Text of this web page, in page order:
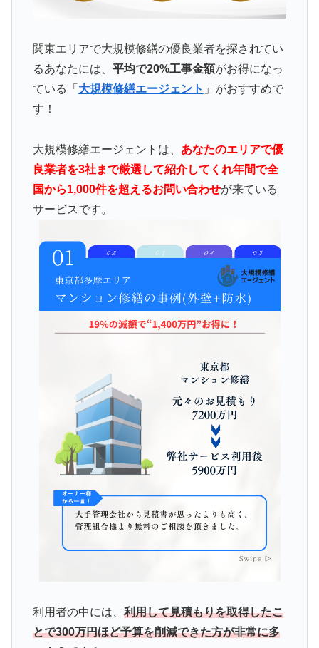
関東エリアで大規模修繕の優良業者を探されてい
るあなたには、 平均で20%工事金額がお得になっ
ている「 大規模修繕エージェント 」がおすすめで
す！
大規模修繕エージェントは、 あなたのエリアで優
良業者を3社まで厳選して紹介してくれ年間で全
国から1,000件を超えるお問い合わせが来ている
サービスです。
利用者の中には、 利用して見積もりを取得したこ
とで300万円ほど予算を削減できた方が非常に多